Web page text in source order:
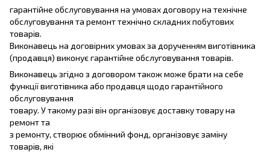
гарантійне обслуговування на умовах договору на технічне
обслуговування та ремонт технічно складних побутових
товарів.
Виконавець на договірних умовах за дорученням виготівника
(продавця) виконує гарантійне обслуговування товарів.
Виконавець згідно з договором також може брати на себе
функції виготівника або продавця щодо гарантійного
обслуговування
товару. У такому разі він організовує доставку товару на
ремонт та
з ремонту, створює обмінний фонд, організовує заміну
товарів, які